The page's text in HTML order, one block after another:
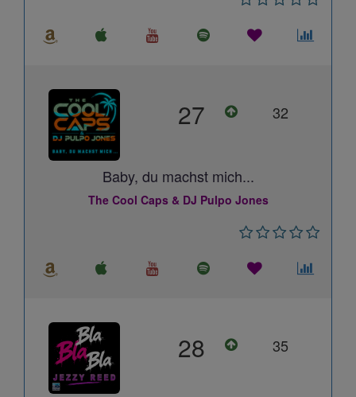
27 32
Baby, du machst mich...
The Cool Caps & DJ Pulpo Jones
28 35